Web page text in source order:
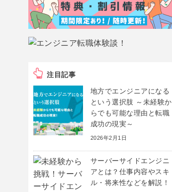
注目記事
地方でエンジニアになる
という選択肢 ～未経験か
らでも可能な理由と転職
成功の現実～
2026年2月1日
サーバーサイドエンジニ
アとは？仕事内容やスキ
ル・将来性などを解説！